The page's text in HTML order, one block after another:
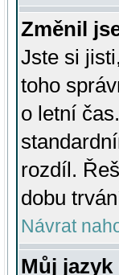
Změnil
Jste si
toho
o letní
rozdíl.
dobu
Návrat
Můj jazyk